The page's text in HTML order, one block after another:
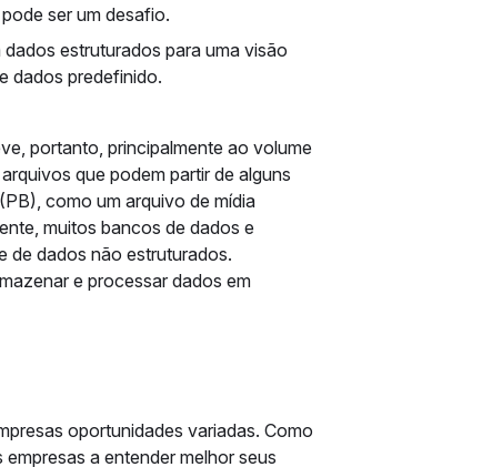
ser um desafio.
estruturados para uma visão
dados predefinido.
portanto, principalmente ao volume
que podem partir de alguns
como um arquivo de mídia
muitos bancos de dados e
de dados não estruturados.
e processar dados em
oportunidades variadas. Como
a entender melhor seus